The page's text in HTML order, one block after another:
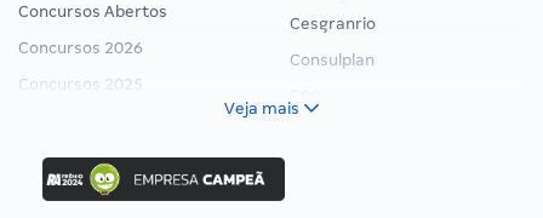
Concursos Abertos
Concursos 2026
Concursos 2025
Concurso Ibama
Concurso MPU
Cesgranrio
Consulplan
Veja mais